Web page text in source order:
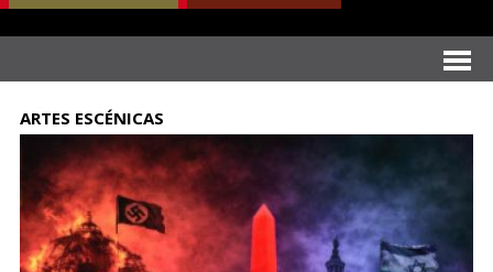
ARTES ESCÉNICAS